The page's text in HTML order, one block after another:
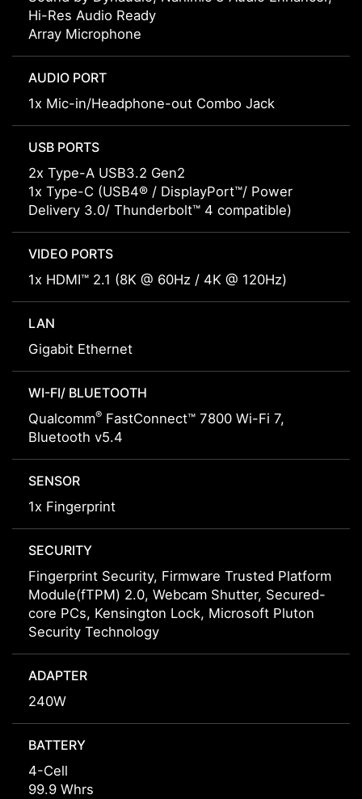
Hi-Res Audio Ready
Array Microphone
AUDIO PORT
1x Mic-in/Headphone-out Combo Jack
USB PORTS
2x Type-A USB3.2 Gen2
1x Type-C (USB4® / DisplayPort™/ Power
Delivery 3.0/ Thunderbolt™ 4 compatible)
VIDEO PORTS
1x HDMI™ 2.1 (8K @ 60Hz / 4K @ 120Hz)
LAN
Gigabit Ethernet
WI-FI/ BLUETOOTH
Qualcomm® FastConnect™ 7800 Wi-Fi 7,
Bluetooth v5.4
SENSOR
1x Fingerprint
SECURITY
Fingerprint Security, Firmware Trusted Platform
Module(fTPM) 2.0, Webcam Shutter, Secured-
core PCs, Kensington Lock, Microsoft Pluton
Security Technology
ADAPTER
240W
BATTERY
4-Cell
99.9 Whrs